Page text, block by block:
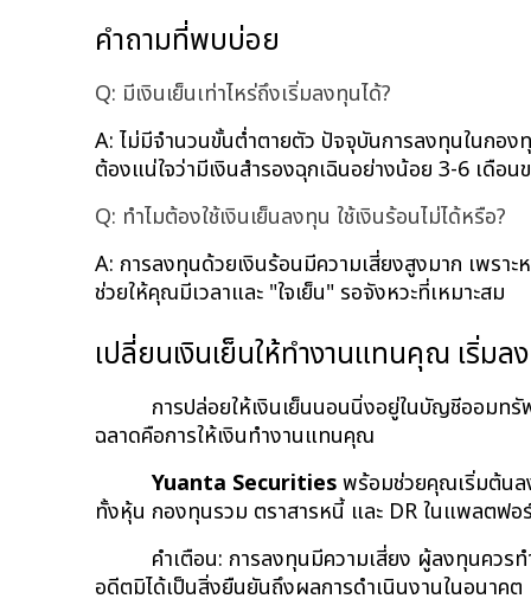
คำถามที่พบบ่อย
Q: มีเงินเย็นเท่าไหร่ถึงเริ่มลงทุนได้?
A: ไม่มีจำนวนขั้นต่ำตายตัว ปัจจุบันการลงทุนในก
ต้องแน่ใจว่ามีเงินสำรองฉุกเฉินอย่างน้อย 3-6 เดือน
Q: ทำไมต้องใช้เงินเย็นลงทุน ใช้เงินร้อนไม่ได้หรือ?
A: การลงทุนด้วยเงินร้อนมีความเสี่ยงสูงมาก เพรา
ช่วยให้คุณมีเวลาและ "ใจเย็น" รอจังหวะที่เหมาะสม
เปลี่ยนเงินเย็นให้ทำงานแทนคุณ เริ่ม
การปล่อยให้เงินเย็นนอนนิ่งอยู่ในบัญชีออมท
ฉลาดคือการให้เงินทำงานแทนคุณ
Yuanta Securities พร้อมช่วยคุณเริ่มต้นล
ทั้งหุ้น กองทุนรวม ตราสารหนี้ และ DR ในแพลตฟอ
คำเตือน: การลงทุนมีความเสี่ยง ผู้ลงทุนควร
อดีตมิได้เป็นสิ่งยืนยันถึงผลการดำเนินงานในอนาคต